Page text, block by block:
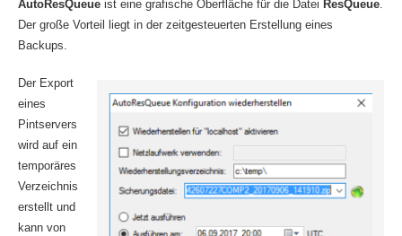
AutoResQueueist eine grafische Oberfläche für die Datei ResQueue.
Der große Vorteil liegt in der zeitgesteuerten Erstellung eines
Backups.
Der Export
eines
Pintservers
wird auf ein
temporäres
Verzeichnis
erstellt und
kann von